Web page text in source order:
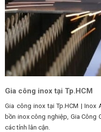
Gia công inox tại Tp.HCM
Gia công inox tại Tp.HCM | Inox
bồn inox công nghiệp, Gia Công
các tỉnh lân cận.